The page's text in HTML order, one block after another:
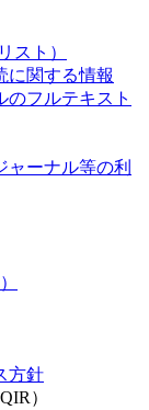
スト）
に関する情報
のフルテキスト
ャーナル等の利
方針
）